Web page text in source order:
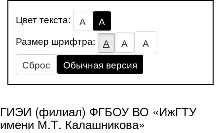
Цвет текста: А
А
Размер шрифтра:
А А
А
Сброс
Обычная версия
ГИЭИ (филиал) ФГБОУ ВО «ИжГТУ
имени М.Т. Калашникова»